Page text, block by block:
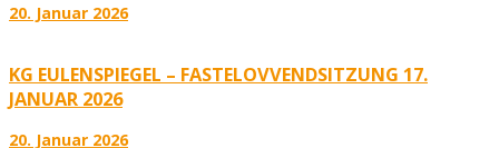
20. Januar 2026
KG EULENSPIEGEL – FASTELOVVENDSITZUNG 17.
JANUAR 2026
20. Januar 2026